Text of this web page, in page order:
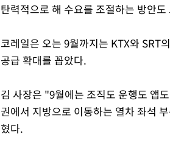
탄력적으로 해 수요를 조절하는 방안
코레일은 오는 9월까지는 KTX와 SRT
공급 확대를 꼽았다.
김 사장은 "9월에는 조직도 운행도 앱
권에서 지방으로 이동하는 열차 좌석
혔다.